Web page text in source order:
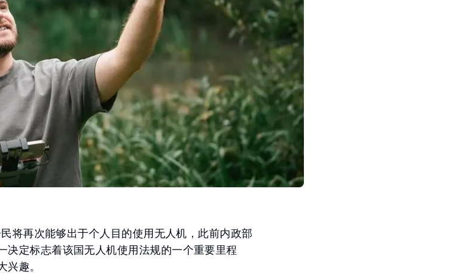
将再次能够出于个人目的使用无人机，此前内政部
决定标志着该国无人机使用法规的一个重要里程
兴趣。